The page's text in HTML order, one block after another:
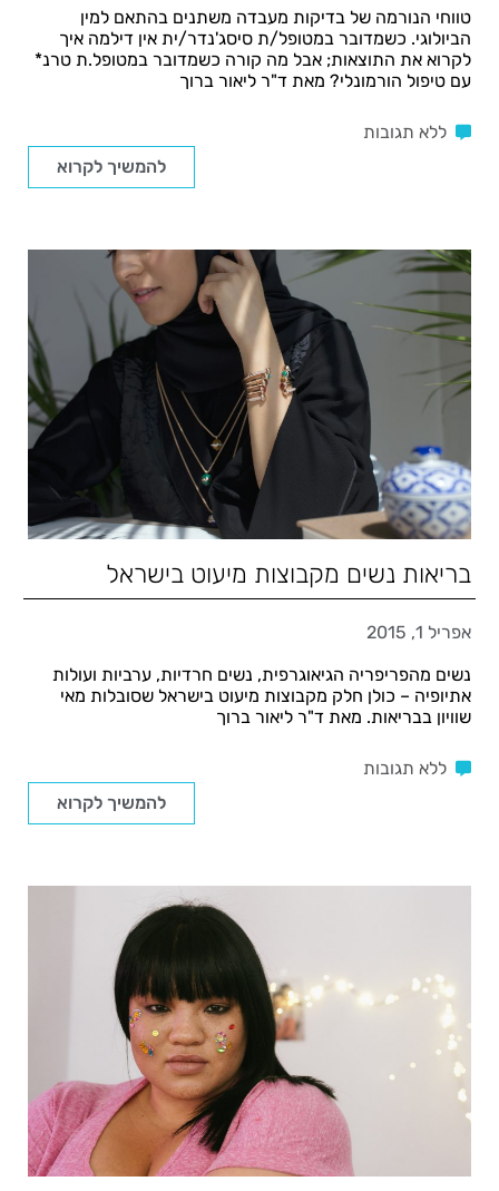
טווחי הנורמה של בדיקות מעבדה משתנים בהתאם למין
הביולוגי. כשמדובר במטופל/ת סיסג'נדר/ית אין דילמה איך
לקרוא את התוצאות; אבל מה קורה כשמדובר במטופל.ת טרנ*
עם טיפול הורמונלי? מאת ד"ר ליאור ברוך
ללא תגובות
להמשיך לקרוא
בריאות נשים מקבוצות מיעוט בישראל
אפריל 1, 2015
נשים מהפריפריה הגיאוגרפית, נשים חרדיות, ערביות ועולות
אתיופיה – כולן חלק מקבוצות מיעוט בישראל שסובלות מאי
שוויון בבריאות. מאת ד"ר ליאור ברוך
ללא תגובות
להמשיך לקרוא